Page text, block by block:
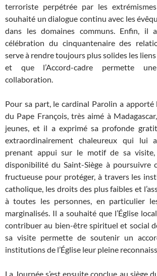
terroriste perpétrée par les
souhaité un dialogue continu avec les
dans les domaines communs. Enfin, il
célébration du cinquantenaire des
serve à rendre toujours plus solides les liens
et que l’Accord-cadre permette
collaboration.
Pour sa part, le cardinal Parolin a
du Pape François, très aimé à
jeunes, et il a exprimé sa profonde
extraordinairement chaleureux qui lui
prenant appui sur le motif de sa
disponibilité du Saint-Siège à poursuivre
fructueuse pour protéger, à travers les
catholique, les droits des plus faibles et
à toutes les personnes, en particulier
marginalisés. Il a souhaité que l’Église
contribuer au bien-être spirituel et social
sa visite permette de soutenir un
institutions de l’Église leur pleine
La Journée s’est ensuite conclue au siège